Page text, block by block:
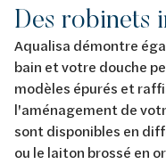
Des robinets
Aqualisa démontre
bain et votre douche
modèles épurés et
l'aménagement de
sont disponibles en
ou le laiton brossé en